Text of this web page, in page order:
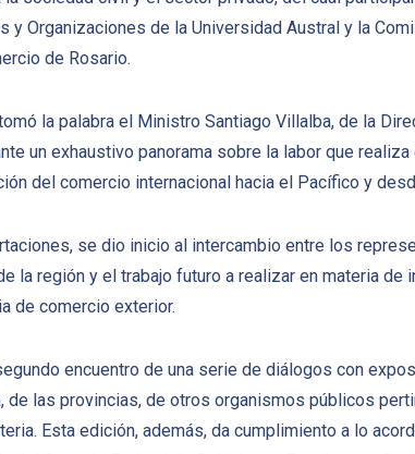
y Organizaciones de la Universidad Austral y la
de Rosario.
la palabra el Ministro Santiago Villalba, de la
un exhaustivo panorama sobre la labor que
del comercio internacional hacia el Pacífico y
se dio inicio al intercambio entre los
la región y el trabajo futuro a realizar en materia de
de comercio exterior.
encuentro de una serie de diálogos con
de las provincias, de otros organismos públicos
Esta edición, además, da cumplimiento a lo